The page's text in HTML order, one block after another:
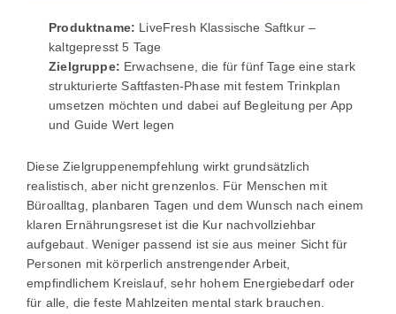
Produktname: LiveFresh Klassische Saftkur –
kaltgepresst 5 Tage
Zielgruppe: Erwachsene, die für fünf Tage eine stark
strukturierte Saftfasten-Phase mit festem Trinkplan
umsetzen möchten und dabei auf Begleitung per App
und Guide Wert legen
Diese Zielgruppenempfehlung wirkt grundsätzlich
realistisch, aber nicht grenzenlos. Für Menschen mit
Büroalltag, planbaren Tagen und dem Wunsch nach einem
klaren Ernährungsreset ist die Kur nachvollziehbar
aufgebaut. Weniger passend ist sie aus meiner Sicht für
Personen mit körperlich anstrengender Arbeit,
empfindlichem Kreislauf, sehr hohem Energiebedarf oder
für alle, die feste Mahlzeiten mental stark brauchen.